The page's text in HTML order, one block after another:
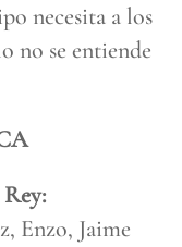
necesita a los
no se entiende
Enzo, Jaime